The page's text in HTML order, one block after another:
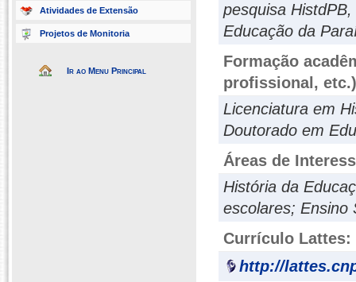
Atividades de Extensão
Projetos de Monitoria
Ir ao Menu Principal
pesquisa
Educação da
Formação
profissional, etc.)
Licenciatura em
Doutorado em
Áreas de
História da
escolares; Ensino
Currículo Lattes:
http://